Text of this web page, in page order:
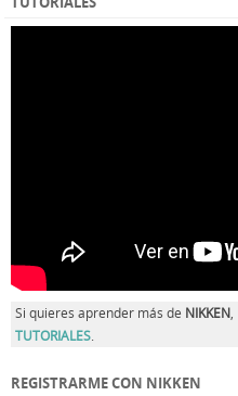
Si quieres aprender más de NIKKEN
TUTORIALES
REGISTRARME CON NIKKEN